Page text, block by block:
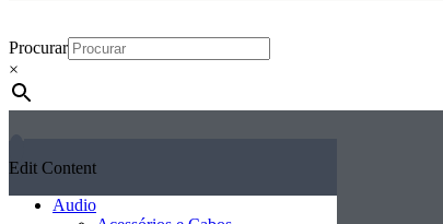
Procurar
×
Edit Content
Audio